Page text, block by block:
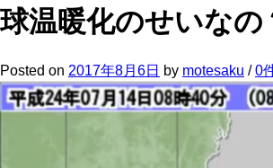
球温暖化のせいなの
Posted on 2017年8月6日 by motesaku /0